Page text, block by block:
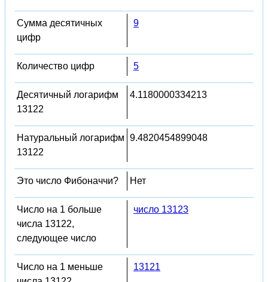
Сумма десятичных
цифр
9
Количество цифр 5
Десятичный логарифм
13122
4.1180000334213
Натуральный логарифм
13122
9.4820454899048
Это число Фибоначчи? Нет
Число на 1 больше
числа 13122,
следующее число
число 13123
Число на 1 меньше
13121